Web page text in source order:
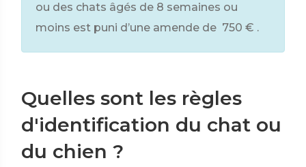
ou des chats âgés de 8 semaines ou
moins est puni d’une amende de 750 € .
Quelles sont les règles
d'identification du chat ou
du chien ?